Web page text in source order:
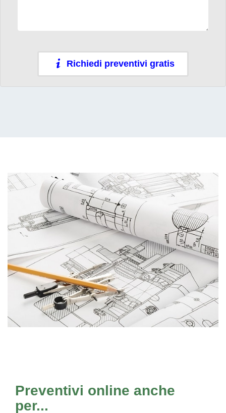
Richiedi preventivi gratis
Preventivi online anche
per...